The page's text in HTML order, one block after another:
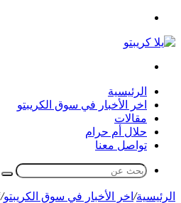
الرئيسية
اخر الأخبار في سوق الكريبتو
مقالات
حلال أم حرام
تواصل معنا
الرئيسية/ اخر الأخبار في سوق الكريبتو/